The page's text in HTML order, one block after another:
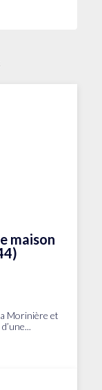
maison
Morinière et